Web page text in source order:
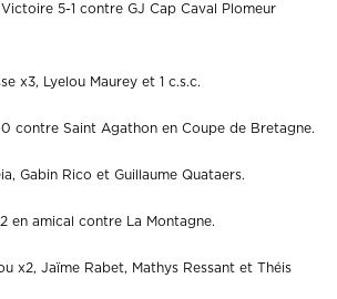
Victoire 5-1 contre GJ Cap Caval Plomeur
x3, Lyelou Maurey et 1 c.s.c.
contre Saint Agathon en Coupe de Bretagne.
Gabin Rico et Guillaume Quataers.
en amical contre La Montagne.
x2, Jaïme Rabet, Mathys Ressant et Théis